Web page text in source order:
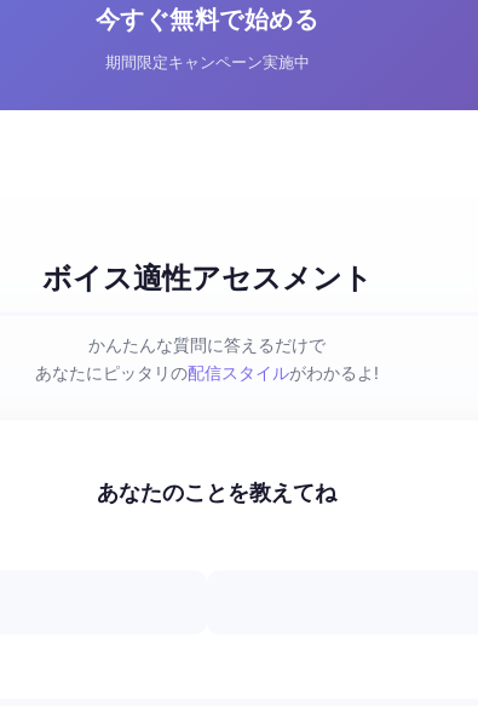
今すぐ無料で始める
期間限定キャンペーン実施中
ボイス適性アセスメント
かんたんな質問に答えるだけで
あなたにピッタリの配信スタイルがわかるよ!
あなたのことを教えてね